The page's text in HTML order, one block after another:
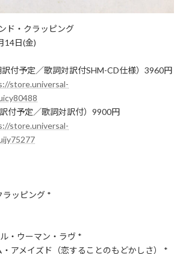
ド・クラッピング
14日(金)
付予定／歌詞対訳付SHM-CD仕様）3960円
store.universal-
付予定／歌詞対訳付）9900円
store.universal-
ラッピング *
・ウーマン・ラヴ *
アメイズド（恋することのもどかしさ） *